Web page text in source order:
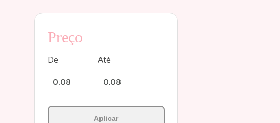
Preço
De Até
Aplicar